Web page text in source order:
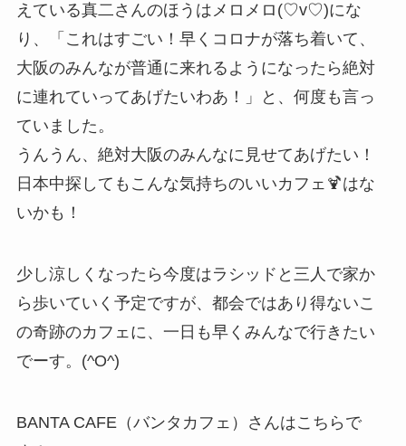
えている真二さんのほうはメロメロ(♡v♡)にな
り、「これはすごい！早くコロナが落ち着いて、
大阪のみんなが普通に来れるようになったら絶対
に連れていってあげたいわあ！」と、何度も言っ
ていました。
うんうん、絶対大阪のみんなに見せてあげたい！
日本中探してもこんな気持ちのいいカフェ🍹はな
いかも！
少し涼しくなったら今度はラシッドと三人で家か
ら歩いていく予定ですが、都会ではあり得ないこ
の奇跡のカフェに、一日も早くみんなで行きたい
でーす。(^O^)
BANTA CAFE（バンタカフェ）さんはこちらで